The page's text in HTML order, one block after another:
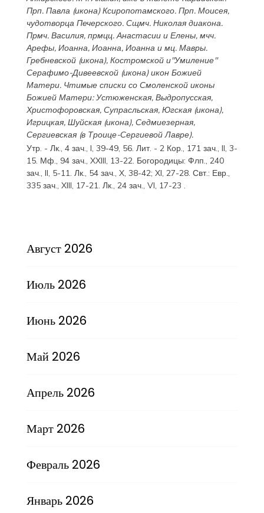
Прп. Павла(икона) Ксиропотамского. Прп. Моисея,
чудотворца Печерского. Сщмч. Николаядиакона.
Прмч. Василия, прмцц.Анастасиии Елены, мчч.
Арефы, Иоанна, Иоанна, Иоаннаи мц. Мавры.
Гребневской(икона), Костромскойи"Умиление"
Серафимо-Дивеевской(икона) икон Божией
Матери. Чтимые списки со Смоленской иконы
Божией Матери:Устюженская, Выдропусская,
Христофоровская, Супрасльская, Югская(икона),
Игрицкая, Шуйская(икона), Седмиезерная,
Сергиевская(в Троице-Сергиевой Лавре).
Утр. - Лк., 4 зач., I, 39-49, 56. Лит. - 2 Кор., 171 зач., II, 3-
15. Мф., 94 зач., XXIII, 13-22. Богородицы: Флп., 240
зач., II, 5-11. Лк., 54 зач., X, 38-42; XI, 27-28. Свт.: Евр.,
335 зач., XIII, 17-21. Лк., 24 зач., VI, 17-23 .
Август 2026
Июль 2026
Июнь 2026
Май 2026
Апрель 2026
Март 2026
Февраль 2026
Январь 2026